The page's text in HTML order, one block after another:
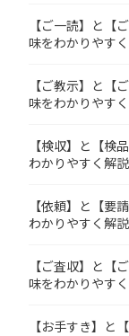
【ご一読】と【
味をわかりやす
【ご教示】と【
味をわかりやす
【検収】と【検
わかりやすく解説
【依頼】と【要
わかりやすく解説
【ご査収】と【
味をわかりやす
【お手すき】と